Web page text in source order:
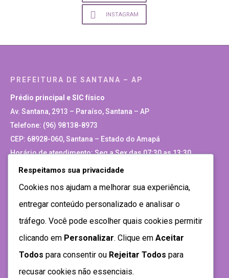
INSTAGRAM
PREFEITURA DE SANTANA – AP
Prédio principal e SIC físico
Av. Santana, 2913 – Paraíso, Santana – AP
Telefone: (96) 98138-8973
CEP: 68928-060, Santana – Estado do Amapá
Horário de atendimento: Seg a Sex das 07:30 as 13:30
Site Antigo
Respeitamos sua privacidade
Cookies nos ajudam a melhorar sua experiência,
entregar conteúdo personalizado e analisar o
tráfego. Você pode escolher quais cookies permitir
clicando em Personalizar. Clique em Aceitar
Todos para consentir ou Rejeitar Todos para
recusar cookies não essenciais.